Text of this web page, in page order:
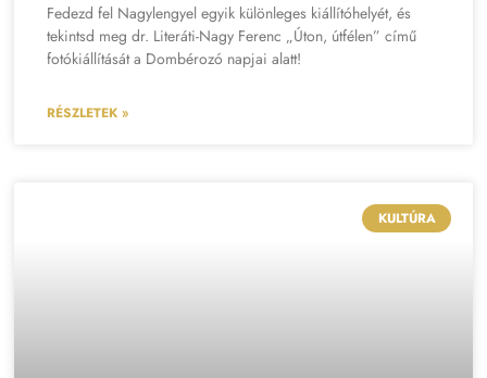
Fedezd fel Nagylengyel egyik különleges kiállítóhelyét, és
tekintsd meg dr. Literáti-Nagy Ferenc „Úton, útfélen” című
fotókiállítását a Dombérozó napjai alatt!
RÉSZLETEK »
KULTÚRA